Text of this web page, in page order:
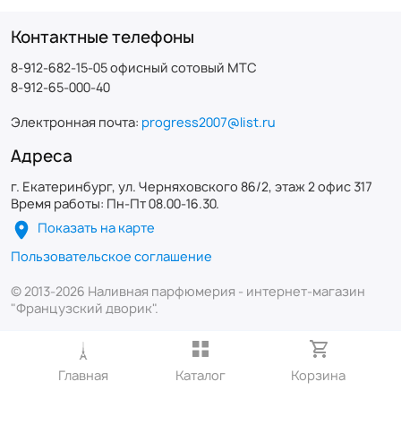
Контактные телефоны
8-912-682-15-05 офисный сотовый МТС
8-912-65-000-40
Электронная почта: progress2007@list.ru
Адреса
г. Екатеринбург, ул. Черняховского 86/2, этаж 2 офис 317
Время работы: Пн-Пт 08.00-16.30.
Показать на карте
Пользовательское соглашение
© 2013-2026 Наливная парфюмерия - интернет-магазин
"Французский дворик".
Главная Каталог Корзина